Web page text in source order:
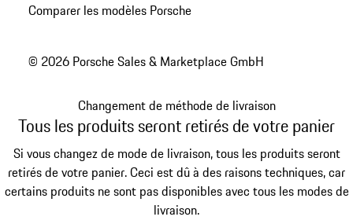
Comparer les modèles Porsche
© 2026 Porsche Sales & Marketplace GmbH
Changement de méthode de livraison
Tous les produits seront retirés de votre panier
Si vous changez de mode de livraison, tous les produits seront
retirés de votre panier. Ceci est dû à des raisons techniques, car
certains produits ne sont pas disponibles avec tous les modes de
livraison.